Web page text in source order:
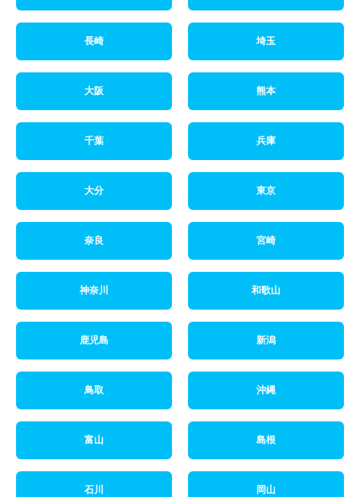
長崎 埼玉
大阪 熊本
千葉 兵庫
大分 東京
奈良 宮崎
神奈川 和歌山
鹿児島 新潟
鳥取 沖縄
富山 島根
石川 岡山